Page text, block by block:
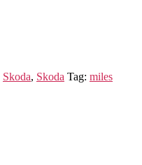
Skoda, Skoda Tag: miles